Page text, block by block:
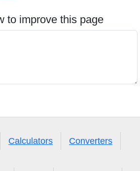
to improve this page
Calculators
Converters